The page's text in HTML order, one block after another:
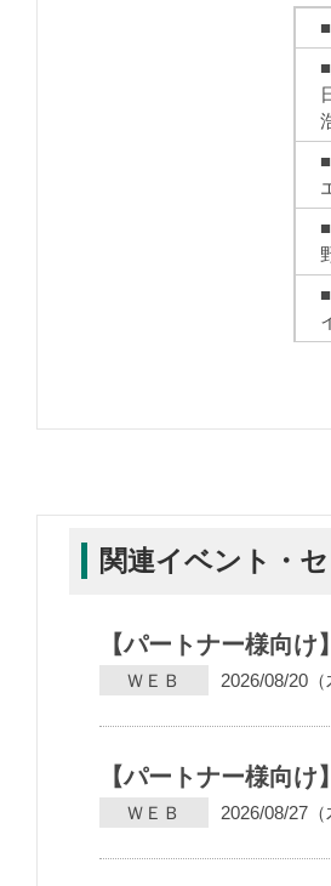
■
■
■
■
■
関連イベント・
【パートナー様向
ＷＥＢ 2026/08/20（
【パートナー様向
ＷＥＢ 2026/08/27（